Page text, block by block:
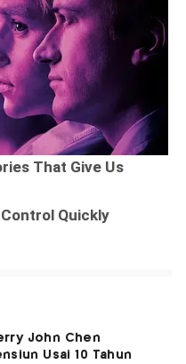
John Chen
Usai 10 Tahun